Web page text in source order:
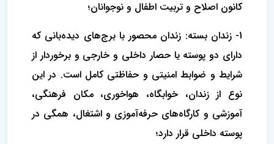
کانون اصلاح و تربیت اطفال و نوجوانان؛
1- زندان بسته: زندان محصور با برج‌های دیده‌بانی که
دارای دو پوسته یا حصار داخلی و خارجی و برخوردار از
شرایط و ضوابط امنیتی و حفاظتی کامل است. در این
نوع از زندان، خوابگاه، هواخوری، مکان فرهنگی،
آموزشی و کارگاه‌های حرفه‌آموزی و اشتغال، همگی در
پوسته داخلی قرار دارد؛